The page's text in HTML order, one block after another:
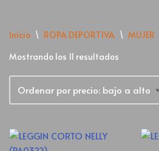
Inicio \ ROPA DEPORTIVA \ MUJER
Mostrando los 11 resultados